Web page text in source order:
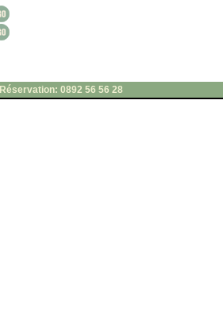
Réservation: 0892 56 56 28